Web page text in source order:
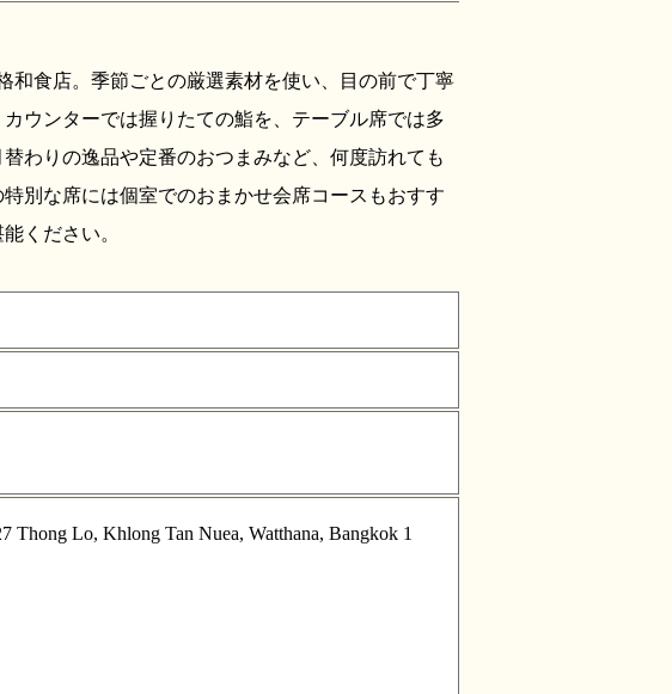
和食店。季節ごとの厳選素材を使い、目の前で丁寧
ウンターでは握りたての鮨を、テーブル席では多
わりの逸品や定番のおつまみなど、何度訪れても
別な席には個室でのおまかせ会席コースもおすす
ください。
Thong Lo, Khlong Tan Nuea, Watthana, Bangkok 1